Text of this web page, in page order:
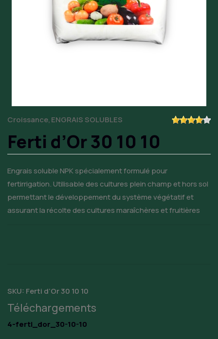
CroissanceENGRAIS SOLUBLES
Ferti d’Or 30 10 10
Engrais soluble NPK spécialement formulé pour
fertirrigation. Utilisable des cultures plein champ et hors sol
permettant le développement du système végétatif et
assurant la récolte des cultures maraîchères et fruitières
SKU: Ferti d’Or 30 10 10
Téléchargements
4-ferti_dor_30-10-10